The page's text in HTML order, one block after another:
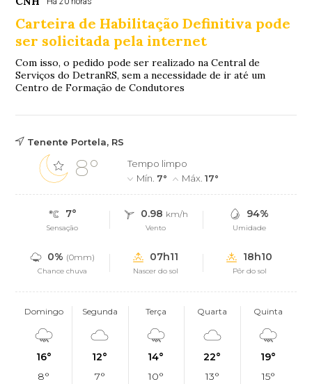
Carteira de Habilitação Definitiva pode
ser solicitada pela internet
Com isso, o pedido pode ser realizado na Central de
Serviços do DetranRS, sem a necessidade de ir até um
Centro de Formação de Condutores
Tenente Portela, RS
8°
Tempo limpo
Mín. 7° Máx.17°
7°
Sensação
0.98 km/h
Vento
94%
Umidade
0% (0mm)
Chance chuva
07h11
Nascer do sol
18h10
Pôr do sol
Domingo
16°
8°
Segunda
12°
7°
Terça
14°
10°
Quarta
22°
13°
Quinta
19°
15°